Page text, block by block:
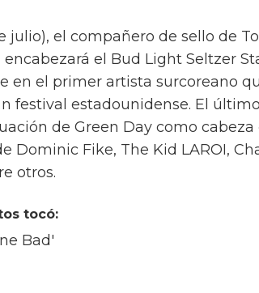
julio), el compañero de sello de
encabezará el Bud Light Seltzer
en el primer artista surcoreano
festival estadounidense. El
de Green Day como
Dominic Fike, The Kid LAROI,
otros.
tocó:
Bad'